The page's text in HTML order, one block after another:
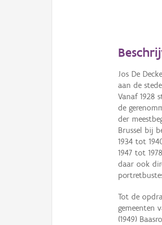
Jos De
aan de
Vanaf 1928
de
der
Brussel bij
1934 tot
1947 tot
daar ook
Tot de
gemeenten
(1949)